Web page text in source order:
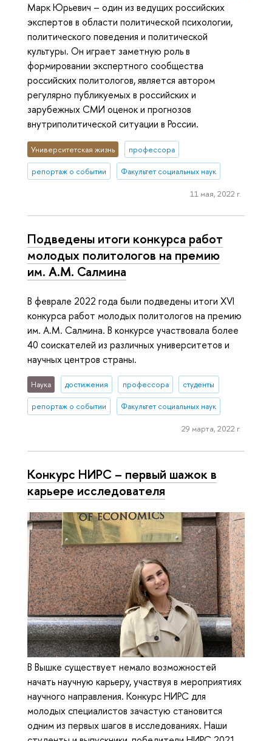
Марк Юрьевич – один из ведущих российских
экспертов в области политической психологии,
политического поведения и политической
культуры. Он играет заметную роль в
формировании экспертного сообщества
российских политологов, является автором
регулярно публикуемых в российских и
зарубежных СМИ оценок и прогнозов
внутриполитической ситуации в России.
Университетская жизнь профессора
репортаж о событии Факультет социальных наук
11 мая, 2022 г.
Подведены итоги конкурса работ
молодых политологов на премию
им. А.М. Салмина
В феврале 2022 года были подведены итоги XVI
конкурса работ молодых политологов на премию
им. А.М. Салмина. В конкурсе участвовала более
40 соискателей из различных университетов и
научных центров страны.
Наука достижения профессора студенты
репортаж о событии Факультет социальных наук
29 марта, 2022 г.
Конкурс НИРС – первый шажок в
карьере исследователя
В Вышке существует немало возможностей
начать научную карьеру, участвуя в мероприятиях
научного направления. Конкурс НИРС для
молодых специалистов зачастую становится
одним из первых шагов в исследованиях. Наши